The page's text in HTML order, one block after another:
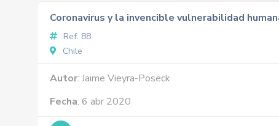
Coronavirus y la invencible vulnerabilidad
Ref. 88
Chile
Autor: Jaime Vieyra-Poseck
Fecha: 6 abr 2020